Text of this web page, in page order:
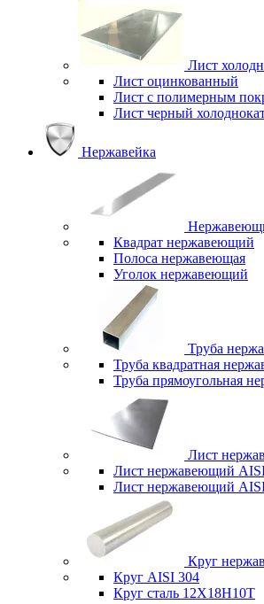
Лист
Лист оцинкованный
Лист с полимерным
Лист черный
Нержавейка
Квадрат нержавеющий
Полоса нержавеющая
Уголок нержавеющий
Труба
Труба квадратная
Труба прямоугольная
Лист
Лист нержавеющий
Лист нержавеющий
Круг
Круг AISI 304
Круг сталь 12Х18Н10Т